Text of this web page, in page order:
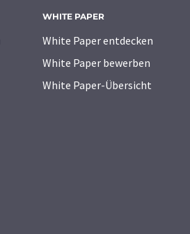
WHITE PAPER
White Paper entdecken
White Paper bewerben
White Paper-Übersicht